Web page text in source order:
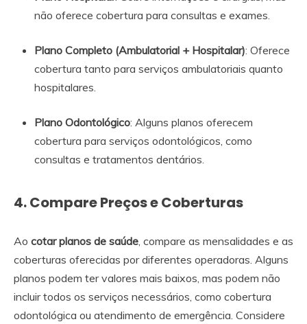
não oferece cobertura para consultas e exames.
Plano Completo (Ambulatorial + Hospitalar): Oferece
cobertura tanto para serviços ambulatoriais quanto
hospitalares.
Plano Odontológico: Alguns planos oferecem
cobertura para serviços odontológicos, como
consultas e tratamentos dentários.
4. Compare Preços e Coberturas
Ao cotar planos de saúde, compare as mensalidades e as
coberturas oferecidas por diferentes operadoras. Alguns
planos podem ter valores mais baixos, mas podem não
incluir todos os serviços necessários, como cobertura
odontológica ou atendimento de emergência. Considere